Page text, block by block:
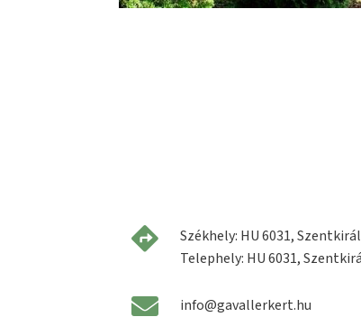
Székhely: HU 6031,
Telephely: HU 6031,
info@gavallerkert.hu